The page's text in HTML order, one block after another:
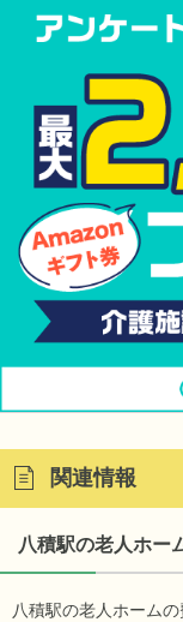
関連情報
八積駅の老人ホー
八積駅の老人ホーム